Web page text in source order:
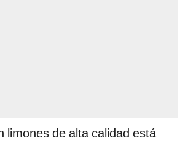
limones de alta calidad está